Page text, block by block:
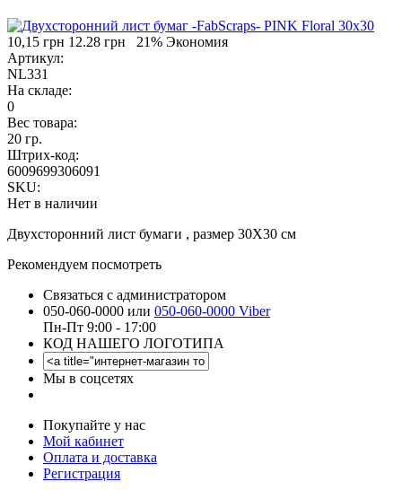
10,15 грн 12.28 грн
21% Экономия
Артикул:
NL331
На складе:
0
Вес товара:
20 гр.
Штрих-код:
6009699306091
SKU:
Нет в наличии
Двухсторонний лист бумаги , размер 30Х30 см
Рекомендуем посмотреть
Связаться с администратором
050-060-0000 или 050-060-0000 Viber
Пн-Пт 9:00 - 17:00
КОД НАШЕГО ЛОГОТИПА
Мы в соцсетях
Покупайте у нас
Мой кабинет
Оплата и доставка
Регистрация